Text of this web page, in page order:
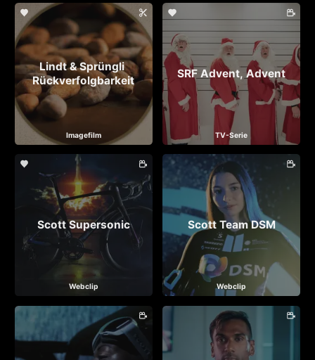
Lindt & Sprüngli
Rückverfolgbarkeit
Imagefilm
SRF Advent, Advent
TV-Serie
Scott Supersonic
Webclip
Scott Team DSM
Webclip